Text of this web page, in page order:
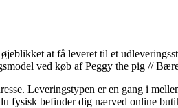
at få leveret til et
ved køb af Peggy the pig //
Leveringstypen er en gang i
fysisk befinder dig nærved online